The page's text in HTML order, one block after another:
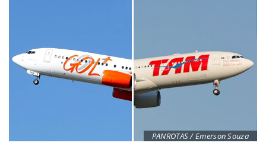
PANROTAS / Emerson Souza